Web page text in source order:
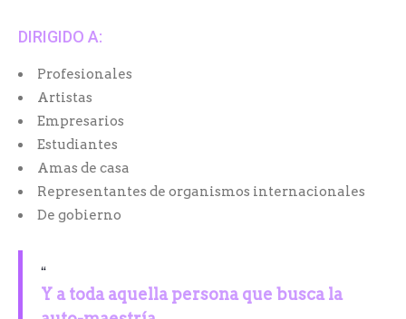
DIRIGIDO A:
Profesionales
Artistas
Empresarios
Estudiantes
Amas de casa
Representantes de organismos internacionales
De gobierno
Y a toda aquella persona que busca la